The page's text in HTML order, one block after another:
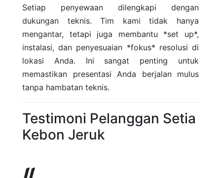
Setiap penyewaan dilengkapi dengan
dukungan teknis. Tim kami tidak hanya
mengantar, tetapi juga membantu *set up*,
instalasi, dan penyesuaian *fokus* resolusi di
lokasi Anda. Ini sangat penting untuk
memastikan presentasi Anda berjalan mulus
tanpa hambatan teknis.
Testimoni Pelanggan Setia
Kebon Jeruk